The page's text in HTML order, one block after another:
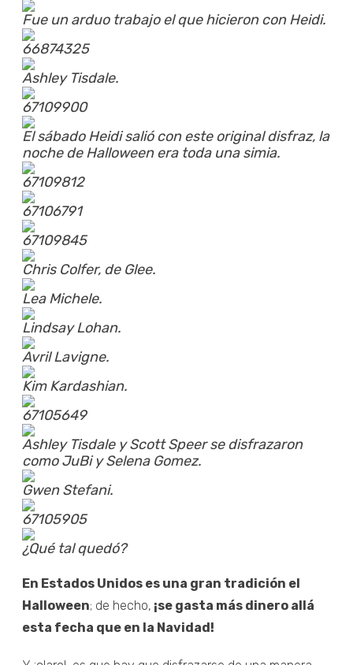
Fue un arduo trabajo el que hicieron con Heidi.
66874325
Ashley Tisdale.
67109900
El sábado Heidi salió con este original disfraz, la
noche de Halloween era toda una simia.
67109812
67106791
67109845
Chris Colfer, de Glee.
Lea Michele.
Lindsay Lohan.
Avril Lavigne.
Kim Kardashian.
67105649
Ashley Tisdale y Scott Speer se disfrazaron
como JuBi y Selena Gomez.
Gwen Stefani.
67105905
¿Qué tal quedó?
En Estados Unidos es una gran tradición el
Halloween; de hecho, ¡se gasta más dinero allá
esta fecha que en la Navidad!